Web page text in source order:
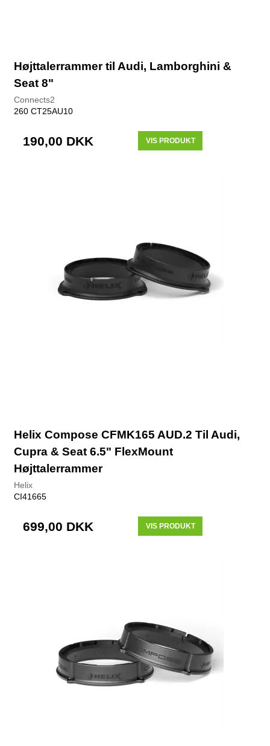
Højttalerrammer til Audi, Lamborghini &
Seat 8"
Connects2
260 CT25AU10
190,00 DKK VIS PRODUKT
Helix Compose CFMK165 AUD.2 Til Audi,
Cupra & Seat 6.5" FlexMount
Højttalerrammer
Helix
CI41665
699,00 DKK VIS PRODUKT